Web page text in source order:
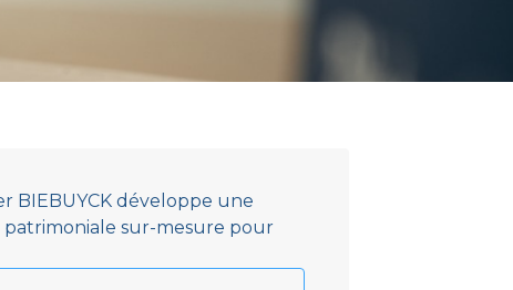
BIEBUYCK développe une
sur-mesure pour